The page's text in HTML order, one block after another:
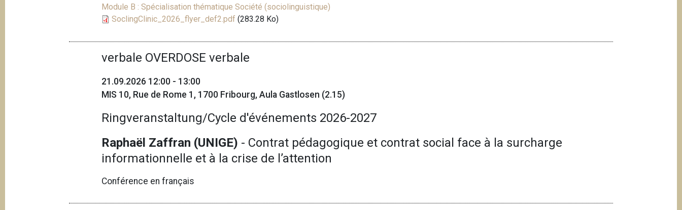
Module B : Spécialisation thématique Société (sociolinguistique)
SoclingClinic_2026_flyer_def2.pdf (283.28 Ko)
verbale OVERDOSE verbale
21.09.2026 12:00 - 13:00
MIS 10, Rue de Rome 1, 1700 Fribourg, Aula Gastlosen (2.15)
Ringveranstaltung/Cycle d'événements 2026-2027
Raphaël Zaffran (UNIGE) - Contrat pédagogique et contrat social face à la surcharge
informationnelle et à la crise de l’attention
Conférence en français